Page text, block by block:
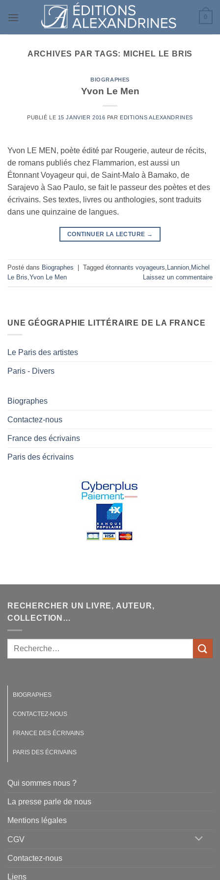
ARCHIVES PAR TAGS: MICHEL LE BRIS
BIOGRAPHES
Yvon Le Men
PUBLIÉ LE 15 JANVIER 2016 PAR EDITIONS ALEXANDRINES
Yvon LE MEN, poète édité par Rougerie, auteur de récits,
de romans publiés chez Flammarion, est aussi un
Étonnant Voyageur qui, de Saint-Malo à Bamako, de
Sarajevo à Sao Paulo, se fait le passeur des poètes et des
écrivains. Ses textes, livres ou anthologies, sont traduits
dans une quinzaine de langues.
CONTINUER LA LECTURE →
Posté dans Biographes Tagged étonnants voyageurs Lannion Michel
Le Bris Yvon Le Men Laissez un commentaire
UNE GÉOGRAPHIE LITTÉRAIRE DE LA FRANCE
Le Paris des artistes
Paris - Divers
Biographes
Contactez-nous
France des écrivains
Paris des écrivains
RECHERCHER UN LIVRE, AUTEUR,
COLLECTION…
BIOGRAPHES
CONTACTEZ-NOUS
FRANCE DES ÉCRIVAINS
PARIS DES ÉCRIVAINS
Qui sommes nous ?
La presse parle de nous
Mentions légales
CGV
Contactez-nous
Liens